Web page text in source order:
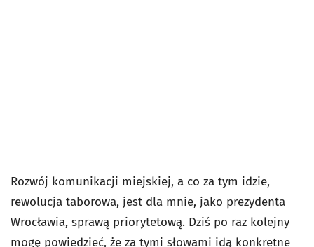
Rozwój komunikacji miejskiej, a co za tym idzie,
rewolucja taborowa, jest dla mnie, jako prezydenta
Wrocławia, sprawą priorytetową. Dziś po raz kolejny
mogę powiedzieć, że za tymi słowami idą konkretne